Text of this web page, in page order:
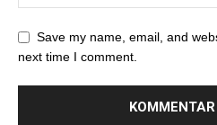
Save my name, email, and
next time I comment.